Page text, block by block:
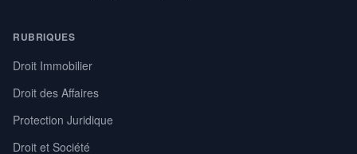
RUBRIQUES
Droit Immobilier
Droit des Affaires
Protection Juridique
Droit et Société